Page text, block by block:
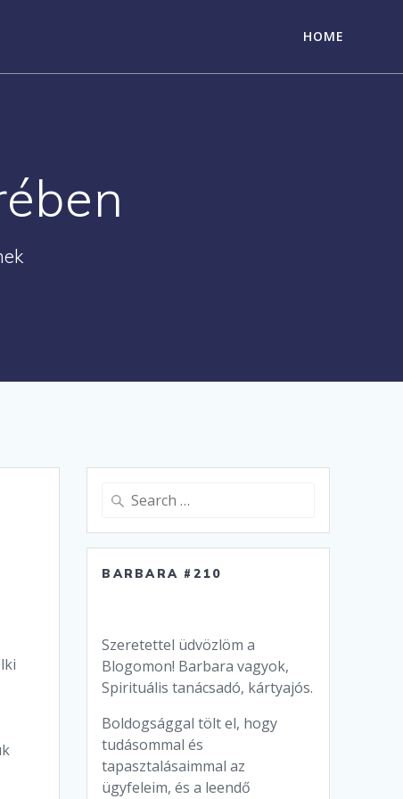
HOME
Search
BARBARA #210
Szeretettel üdvözlöm a
Blogomon! Barbara vagyok,
Spirituális tanácsadó, kártyajós.
Boldogsággal tölt el, hogy
tudásommal és
tapasztalásaimmal az
ügyfeleim, és a leendő